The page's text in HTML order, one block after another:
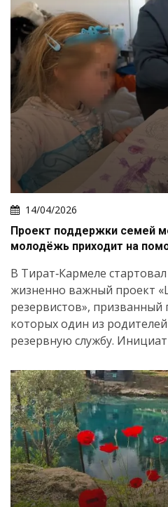
14/04/2026
Проект поддержки семей
молодёжь приходит на
В Тират‑Кармеле
жизненно важный проект
резервистов»,
которых один из
резервную службу.